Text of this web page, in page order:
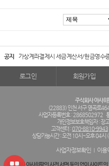
공지 가상계좌결제시 세금계산서/현금영수
로그인 회원가입
주식회사 아사히
(22883) 인천 서구 염곡로
사업자등록번호 : 2868502972
개인정보보호책임자 : 장
고객센터 :070-8810-9943
상담가능시간 : 오전 10시~오후 04시
사업자정보확인 이용